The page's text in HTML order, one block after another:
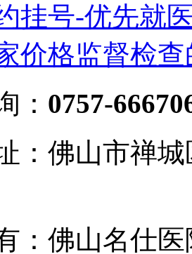
挂号-优先就
价格监督检
： 0757-
：佛山市禅
：佛山名仕